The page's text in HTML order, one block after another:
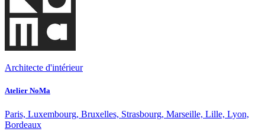
Architecte d'intérieur
Atelier NoMa
Paris, Luxembourg, Bruxelles, Strasbourg, Marseille, Lille, Lyon,
Bordeaux